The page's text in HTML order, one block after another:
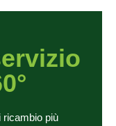
ricambio più